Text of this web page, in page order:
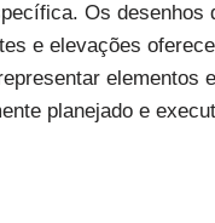
Os desenhos
e elevações
elementos
planejado e